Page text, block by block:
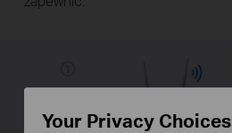
Your Privacy Choices